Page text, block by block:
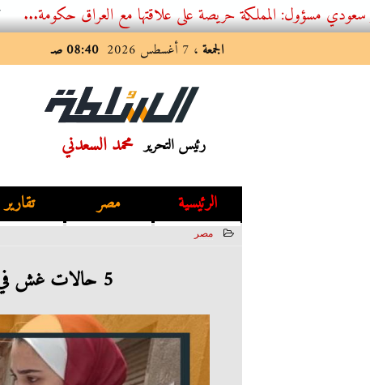
المملكة حريصة على علاقتها مع العراق حكومة...
الجمعة ، 7 أغسطس 2026 08:40 صـ
رئيس التحرير محمد السعدني
الرئيسية مصر تقارير
مصر
5 حالات غش في ثالث أيام امتحانات الثانوية العامة